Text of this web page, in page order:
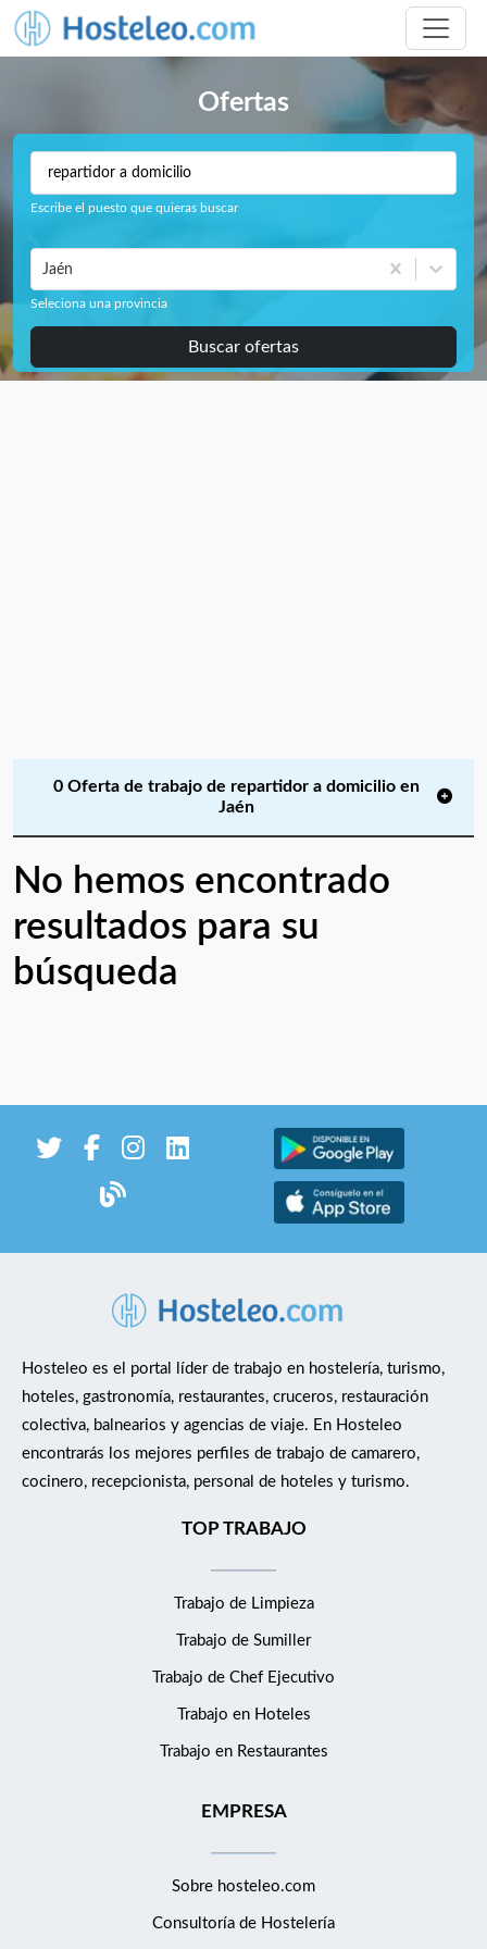
Ofertas
Escribe el puesto que quieras buscar
Jaén
Seleciona una provincia
Buscar ofertas
0 Oferta de trabajo de repartidor a domicilio en
Jaén
No hemos encontrado
resultados para su
búsqueda
Hosteleo es el portal líder de trabajo en hostelería, turismo,
hoteles, gastronomía, restaurantes, cruceros, restauración
colectiva, balnearios y agencias de viaje. En Hosteleo
encontrarás los mejores perfiles de trabajo de camarero,
cocinero, recepcionista, personal de hoteles y turismo.
TOP TRABAJO
Trabajo de Limpieza
Trabajo de Sumiller
Trabajo de Chef Ejecutivo
Trabajo en Hoteles
Trabajo en Restaurantes
EMPRESA
Sobre hosteleo.com
Consultoría de Hostelería